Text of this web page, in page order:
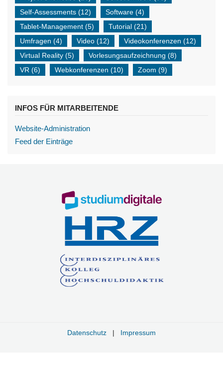
Self-Assessments (12) Software (4)
Tablet-Management (5) Tutorial (21)
Umfragen (4) Video (12) Videokonferenzen (12)
Virtual Reality (5) Vorlesungsaufzeichnung (8)
VR (6) Webkonferenzen (10) Zoom (9)
INFOS FÜR MITARBEITENDE
Website-Administration
Feed der Einträge
Datenschutz | Impressum